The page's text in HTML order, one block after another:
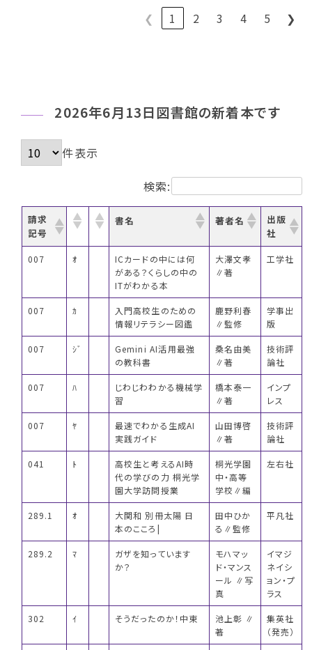
❮
1 2 3 4 5 ❯
2026年6月13日図書館の新着本です
件表示
検索:
請求
記号
書名 著者名
出版
社
007 ｵ
ICカードの中には何
がある？くらしの中の
ITがわかる本
大澤文孝
∥著
工学社
007 ｶ
入門高校生のための
情報リテラシー図鑑
鹿野利春
∥監修
学事出
版
007 ｼﾞ
Gemini AI活用最強
の教科書
桑名由美
∥著
技術評
論社
007 ﾊ
じわじわわかる機械学
習
橋本泰一
∥著
インプ
レス
007 ﾔ
最速でわかる生成AI
実践ガイド
山田博啓
∥著
技術評
論社
041 ﾄ
高校生と考えるAI時
代の学びの力 桐光学
園大学訪問授業
桐光学園
中・高等
学校∥編
左右社
289.1 ｵ
大関和 別冊太陽 日
本のこころ|
田中ひか
る∥監修
平凡社
289.2 ﾏ
ガザを知っています
か？
モハマッ
ド・マンス
ール ∥写
真
イマジ
ネイシ
ョン・プ
ラス
302 ｲ そうだったのか！中東
池上彰 ∥
著
集英社
（発売）